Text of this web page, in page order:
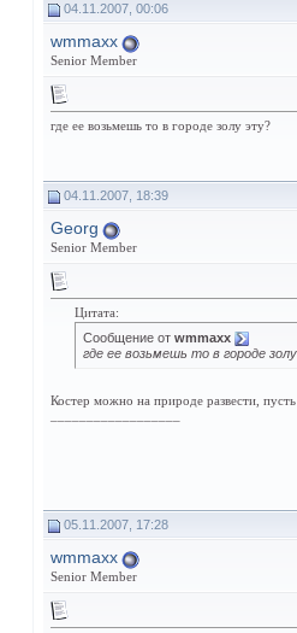
04.11.2007, 00:06
wmmaxx
Senior Member
где ее возьмешь то в городе золу эту?
04.11.2007, 18:39
Georg
Senior Member
Цитата:
Сообщение от wmmaxx
где ее возьмешь то в городе
Костер можно на природе развести,
05.11.2007, 17:28
wmmaxx
Senior Member